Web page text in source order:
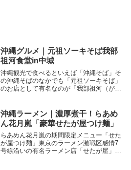
沖縄グルメ｜元祖ソーキそば我部
祖河食堂in中城
沖縄観光で食べるといえば「沖縄そば」そ
の沖縄そばのなかでも「元祖ソーキそば」
のお店として有名なのが「我部祖河（がぶ
ちで食べることができます。沖縄そば好き
は必見です。
沖縄ラーメン｜濃厚煮干！らあめ
ん花月嵐「豪華せたが屋つけ麺」
らあめん花月嵐の期間限定メニュー「せた
が屋つけ麺」東京のラーメン激戦区感情7
号線沿いの有名ラーメン店「せたが屋」の